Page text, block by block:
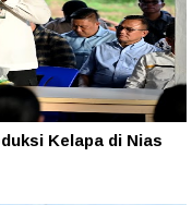
Kelapa di Nias